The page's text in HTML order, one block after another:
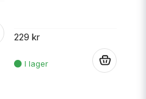
229 kr